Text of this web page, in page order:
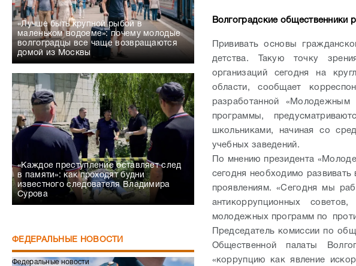
«Лучше быть крупной рыбой в
маленьком водоеме»: почему молодые
волгоградцы все чаще возвращаются
домой из Москвы
«Каждое преступление оставляет след
в памяти»: как проходят будни
известного следователя Владимира
Сурова
ФЕДЕРАЛЬНЫЕ НОВОСТИ
Федеральные новости
Волгоградские общественники
Прививать основы
детства. Такую точку
организаций сегодня на
области, сообщает
разработанной «Молодежным
программы,
школьниками, начиная со
учебных заведений.
По мнению президента
сегодня необходимо
проявлениям. «Сегодня мы
антикоррупционных
молодежных программ по
Председатель комиссии по
Общественной палаты
«коррупцию как явление